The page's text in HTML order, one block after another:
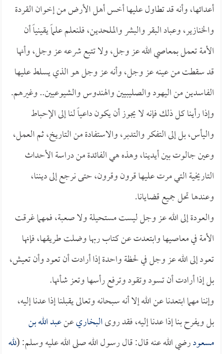
أعدائها، وأنه قد تطاول عليها أخس أهل الأرض من إخوان القردة
والخنازير، وعباد البقر والبشر والملحدين، فلنعلم علماً يقينياً أن
الأمة تعمل بمعاصي الله عز وجل، ولا تتبع شرعه عز وجل، وأنها
قد سقطت من عينه عز وجل، وأنه عز وجل هو الذي يسلط عليها
الفاسدين من اليهود والصليبيين والهندوس والشيوعيين.. وغيرهم.
وإذا رأينا كل ذلك فإنه لا يجوز أن يكون داعياً لنا إلى الإحباط
واليأس، بل إلى التفكر والتدبر، والاستفادة من التاريخ، ثم العمل،
وعين جالوت بين أيدينا، وهذه هي الفائدة من دراسة الأحداث
التاريخية التي مرت عليها قرون وقرون، حتى نرجع إلى ديننا،
وعندها تحل جميع قضايانا.
والعودة إلى الله عز وجل ليست مستحيلة ولا صعبة، فمهما غرقت
الأمة في معاصيها وابتعدت عن كتاب ربها وضلت طريقها، فإنها
تعود إلى الله عز وجل في لحظة واحدة إذا أرادت أن تعود وأن تعيش،
بل إذا أرادت أن تسود وتقود وترفع رأسها وتعز شأنها.
وإننا مهما ابتعدنا عن الله إلا أنه سبحانه وتعالى يقبلنا إذا عدنا إليه،
بل ويفرح بنا إذا عدنا إليه، فقد روىالبخاريعنعبد الله بن
مسعودرضي الله عنه قال: قال رسول الله صلى الله عليه وسلم: (لله